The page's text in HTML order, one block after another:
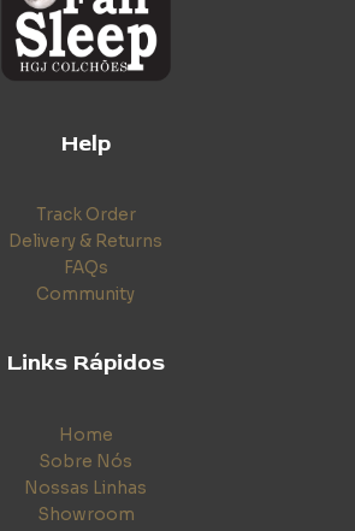
Help
Track Order
Delivery & Returns
FAQs
Community
Links Rápidos
Home
Sobre Nós
Nossas Linhas
Showroom